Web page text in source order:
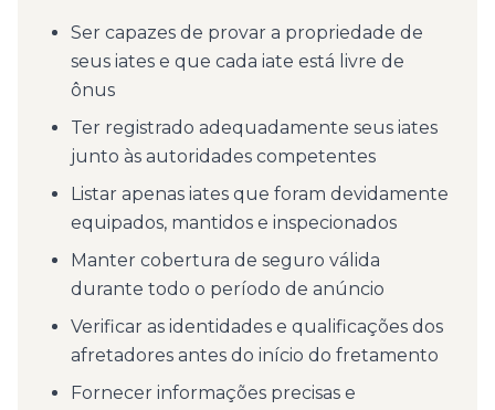
Ser capazes de provar a propriedade de
seus iates e que cada iate está livre de
ônus
Ter registrado adequadamente seus iates
junto às autoridades competentes
Listar apenas iates que foram devidamente
equipados, mantidos e inspecionados
Manter cobertura de seguro válida
durante todo o período de anúncio
Verificar as identidades e qualificações dos
afretadores antes do início do fretamento
Fornecer informações precisas e